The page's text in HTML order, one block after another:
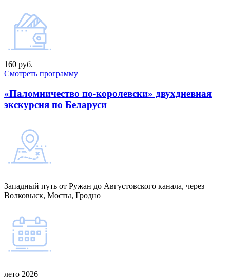
160 руб.
Смотреть программу
«Паломничество по-королевски» двухдневная
экскурсия по Беларуси
Западный путь от Ружан до Августовского канала, через
Волковыск, Мосты, Гродно
лето 2026